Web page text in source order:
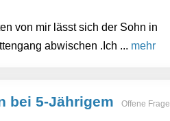
von mir lässt sich der Sohn in
abwischen .Ich ... mehr
bei 5-Jährigem
Offene Frage